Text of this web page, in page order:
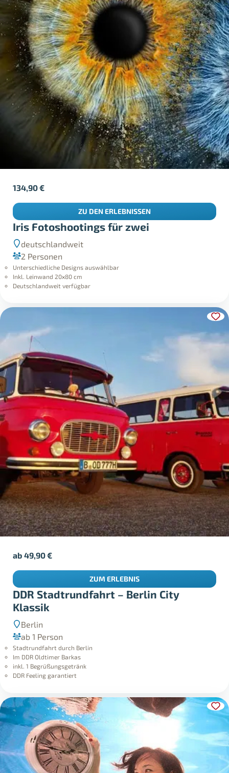
Iris Fotoshootings für zwei
deutschlandweit
2 Personen
Unterschiedliche Designs auswählbar
Inkl. Leinwand 20x80 cm
Deutschlandweit verfügbar
134,90€
ZU DEN ERLEBNISSEN
DDR Stadtrundfahrt – Berlin City
Klassik
Berlin
ab 1 Person
Stadtrundfahrt durch Berlin
Im DDR Oldtimer Barkas
inkl. 1 Begrüßungsgetränk
DDR Feeling garantiert
ab49,90€
ZUM ERLEBNIS